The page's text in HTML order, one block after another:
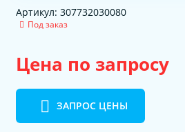
Артикул: 307732030080
Под заказ
Цена по запросу
ЗАПРОС ЦЕНЫ